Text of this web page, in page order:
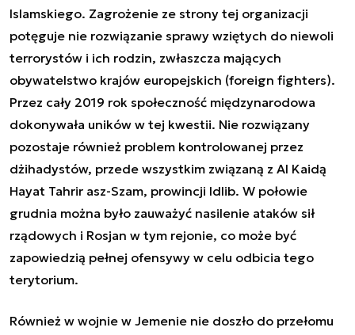
Islamskiego. Zagrożenie ze strony tej organizacji
potęguje nie rozwiązanie sprawy wziętych do niewoli
terrorystów i ich rodzin, zwłaszcza mających
obywatelstwo krajów europejskich (foreign fighters).
Przez cały 2019 rok społeczność międzynarodowa
dokonywała uników w tej kwestii. Nie rozwiązany
pozostaje również problem kontrolowanej przez
dżihadystów, przede wszystkim związaną z Al Kaidą
Hayat Tahrir asz-Szam, prowincji Idlib. W połowie
grudnia można było zauważyć nasilenie ataków sił
rządowych i Rosjan w tym rejonie, co może być
zapowiedzią pełnej ofensywy w celu odbicia tego
terytorium.
Również w wojnie w Jemenie nie doszło do przełomu